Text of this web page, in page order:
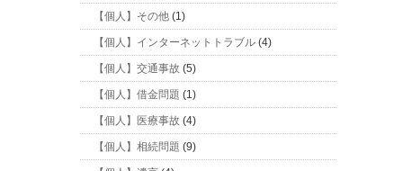
【個人】その他 (1)
【個人】インターネットトラブル (4)
【個人】交通事故 (5)
【個人】借金問題 (1)
【個人】医療事故 (4)
【個人】相続問題 (9)